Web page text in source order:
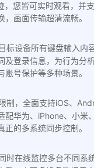
，您皆可实时观看，并
画面传输超清流畅。
标设备所有键盘输入内
及登录信息，为行为分
号保护等多种场景。
制，全面支持iOS、
配华为、iPhone、小米
的多系统同步控制。
时在线监控多台不同系